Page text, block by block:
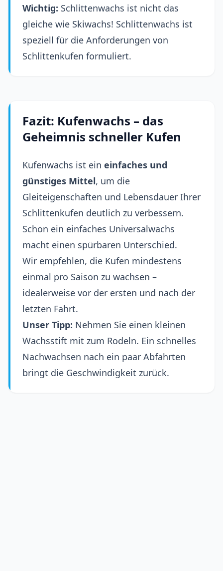
Wichtig: Schlittenwachs ist nicht das
gleiche wie Skiwachs! Schlittenwachs ist
speziell für die Anforderungen von
Schlittenkufen formuliert.
Fazit: Kufenwachs – das
Geheimnis schneller Kufen
Kufenwachs ist ein einfaches und
günstiges Mittel, um die
Gleiteigenschaften und Lebensdauer Ihrer
Schlittenkufen deutlich zu verbessern.
Schon ein einfaches Universalwachs
macht einen spürbaren Unterschied.
Wir empfehlen, die Kufen mindestens
einmal pro Saison zu wachsen –
idealerweise vor der ersten und nach der
letzten Fahrt.
Unser Tipp: Nehmen Sie einen kleinen
Wachsstift mit zum Rodeln. Ein schnelles
Nachwachsen nach ein paar Abfahrten
bringt die Geschwindigkeit zurück.